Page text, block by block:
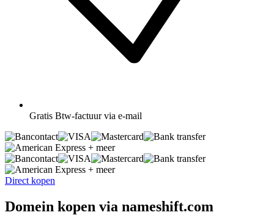
Gratis Btw-factuur via e-mail
+ meer
+ meer
Direct kopen
Domein kopen via nameshift.com